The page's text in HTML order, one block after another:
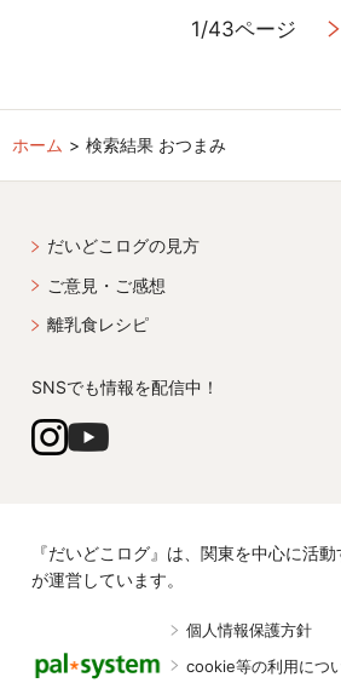
1/43ページ
ホーム 検索結果 おつまみ
だいどこログの見方
ご意見・ご感想
離乳食レシピ
SNSでも情報を配信中！
『だいどこログ』は、関東を中心に活
が運営しています。
個人情報保護方針
cookie等の利用につ